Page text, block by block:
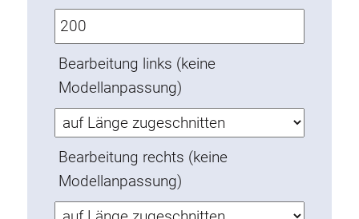
Verdrehsicherungen
Gewindeeinsätze
Bodenverbindungselemente
Rollenelemente
Kunststoffelemente
Kabelkanäle
Flächenelemente
Scharniere und Gelenke
Beschläge
Bearbeitung links (keine
Modellanpassung)
Bearbeitung rechts (keine
Modellanpassung)